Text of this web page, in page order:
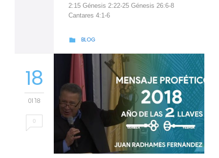
2:15 Génesis 2:22-25 Génesis 26:6-8
Cantares 4:1-6
 CATEGORY
BLOG
18
01 '18
0